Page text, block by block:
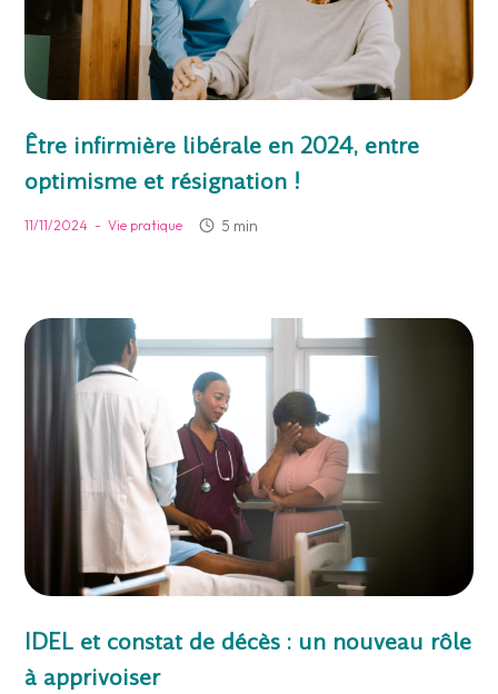
Être infirmière libérale en 2024, entre
optimisme et résignation !
11/11/2024 - Vie pratique 5 min
IDEL et constat de décès : un nouveau rôle
à apprivoiser